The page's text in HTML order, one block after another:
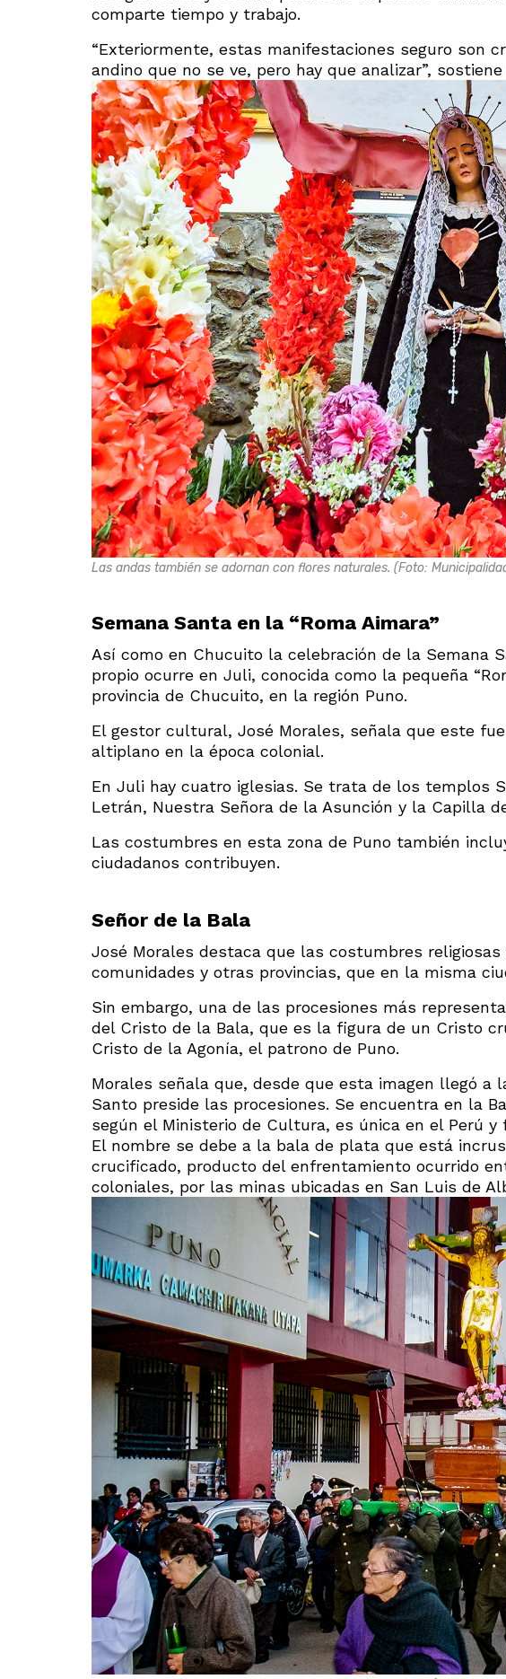
comparte tiempo y trabajo.
“Exteriormente, estas manifestaciones seguro son
andino que no se ve, pero hay que analizar”, sostiene
Las andas también se adornan con flores naturales. (Foto:
Semana Santa en la “Roma Aimara”
Así como en Chucuito la celebración de la Semana
propio ocurre en Juli, conocida como la pequeña
provincia de Chucuito, en la región Puno.
El gestor cultural, José Morales, señala que este
altiplano en la época colonial.
En Juli hay cuatro iglesias. Se trata de los templos
Letrán, Nuestra Señora de la Asunción y la Capilla
Las costumbres en esta zona de Puno también
ciudadanos contribuyen.
Señor de la Bala
José Morales destaca que las costumbres
comunidades y otras provincias, que en la misma
Sin embargo, una de las procesiones más
del Cristo de la Bala, que es la figura de un Cristo
Cristo de la Agonía, el patrono de Puno.
Morales señala que, desde que esta imagen llegó a
Santo preside las procesiones. Se encuentra en la
según el Ministerio de Cultura, es única en el Perú
El nombre se debe a la bala de plata que está
crucificado, producto del enfrentamiento ocurrido
coloniales, por las minas ubicadas en San Luis de